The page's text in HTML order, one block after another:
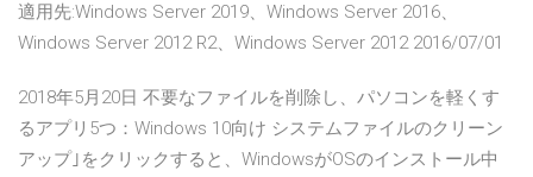
適用先:Windows Server 2019、Windows Server 2016、
Windows Server 2012 R2、Windows Server 2012 2016/07/01
2018年5月20日 不要なファイルを削除し、パソコンを軽くす
るアプリ5つ：Windows 10向け システムファイルのクリーン
アップ｣をクリックすると、WindowsがOSのインストール中